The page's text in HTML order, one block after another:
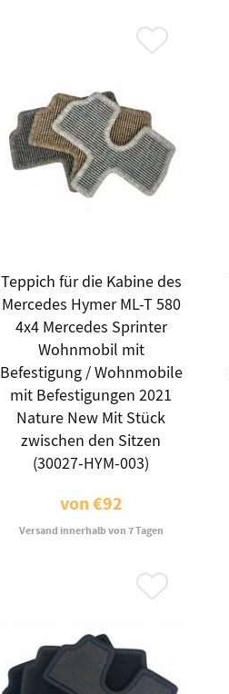
Teppich für die Kabine des
Mercedes Hymer ML-T 580
4x4 Mercedes Sprinter
Wohnmobil mit
Befestigung / Wohnmobile
mit Befestigungen 2021
Nature New Mit Stück
zwischen den Sitzen
(30027-HYM-003)
von€92
Versand innerhalb von 7 Tagen